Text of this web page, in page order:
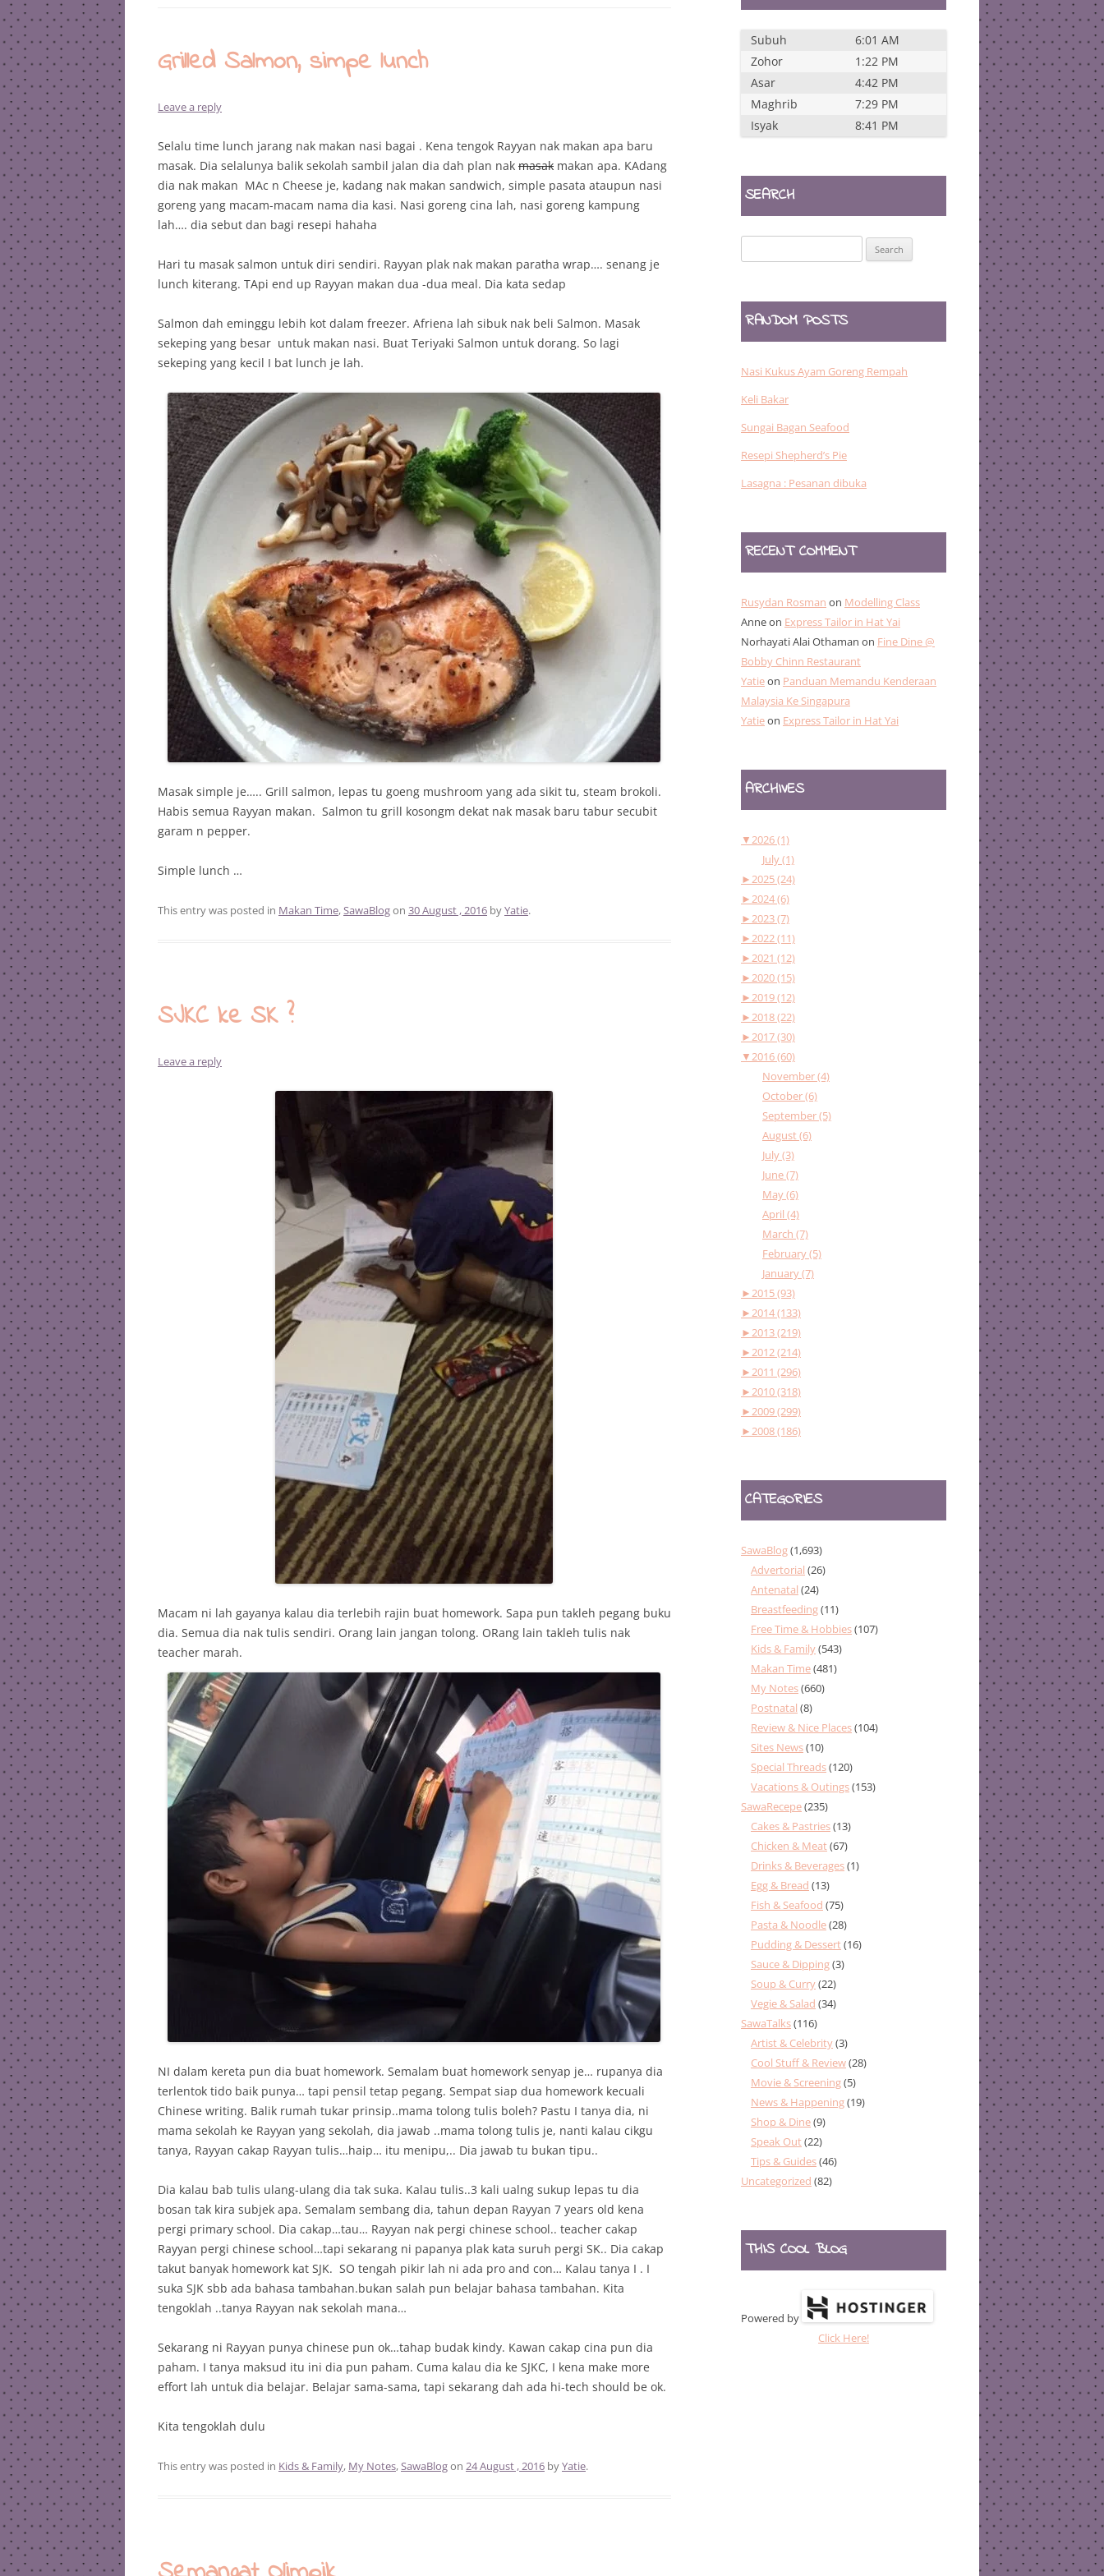
Grilled Salmon, simpe lunch
Leave a reply
Selalu time lunch jarang nak makan nasi bagai . Kena tengok Rayyan nak makan apa baru
masak. Dia selalunya balik sekolah sambil jalan dia dah plan nak masak makan apa. KAdang
dia nak makan MAc n Cheese je, kadang nak makan sandwich, simple pasata ataupun nasi
goreng yang macam-macam nama dia kasi. Nasi goreng cina lah, nasi goreng kampung
lah…. dia sebut dan bagi resepi hahaha
Hari tu masak salmon untuk diri sendiri. Rayyan plak nak makan paratha wrap…. senang je
lunch kiterang. TApi end up Rayyan makan dua -dua meal. Dia kata sedap
Salmon dah eminggu lebih kot dalam freezer. Afriena lah sibuk nak beli Salmon. Masak
sekeping yang besar untuk makan nasi. Buat Teriyaki Salmon untuk dorang. So lagi
sekeping yang kecil I bat lunch je lah.
Masak simple je….. Grill salmon, lepas tu goeng mushroom yang ada sikit tu, steam brokoli.
Habis semua Rayyan makan. Salmon tu grill kosongm dekat nak masak baru tabur secubit
garam n pepper.
Simple lunch …
This entry was posted in Makan Time,SawaBlogon 30 August , 2016 byYatie.
SJKC ke SK ?
Leave a reply
Macam ni lah gayanya kalau dia terlebih rajin buat homework. Sapa pun takleh pegang buku
dia. Semua dia nak tulis sendiri. Orang lain jangan tolong. ORang lain takleh tulis nak
teacher marah.
NI dalam kereta pun dia buat homework. Semalam buat homework senyap je… rupanya dia
terlentok tido baik punya… tapi pensil tetap pegang. Sempat siap dua homework kecuali
Chinese writing. Balik rumah tukar prinsip..mama tolong tulis boleh? Pastu I tanya dia, ni
mama sekolah ke Rayyan yang sekolah, dia jawab ..mama tolong tulis je, nanti kalau cikgu
tanya, Rayyan cakap Rayyan tulis…haip… itu menipu,.. Dia jawab tu bukan tipu..
Dia kalau bab tulis ulang-ulang dia tak suka. Kalau tulis..3 kali ualng sukup lepas tu dia
bosan tak kira subjek apa. Semalam sembang dia, tahun depan Rayyan 7 years old kena
pergi primary school. Dia cakap…tau… Rayyan nak pergi chinese school.. teacher cakap
Rayyan pergi chinese school…tapi sekarang ni papanya plak kata suruh pergi SK.. Dia cakap
takut banyak homework kat SJK. SO tengah pikir lah ni ada pro and con… Kalau tanya I . I
suka SJK sbb ada bahasa tambahan.bukan salah pun belajar bahasa tambahan. Kita
tengoklah ..tanya Rayyan nak sekolah mana…
Sekarang ni Rayyan punya chinese pun ok…tahap budak kindy. Kawan cakap cina pun dia
paham. I tanya maksud itu ini dia pun paham. Cuma kalau dia ke SJKC, I kena make more
effort lah untuk dia belajar. Belajar sama-sama, tapi sekarang dah ada hi-tech should be ok.
Kita tengoklah dulu
This entry was posted in Kids & Family, My Notes,SawaBlogon 24 August , 2016 byYatie.
Subuh
6:01 AM
Zohor
1:22 PM
Asar
4:42 PM
Maghrib
7:29 PM
Isyak
8:41 PM
SEARCH
for:
RANDOM POSTS
Nasi Kukus Ayam Goreng Rempah
Keli Bakar
Sungai Bagan Seafood
Resepi Shepherd’s Pie
Lasagna : Pesanan dibuka
RECENT COMMENT
Rusydan Rosman on Modelling Class
Anneon Express Tailor in Hat Yai
Norhayati Alai Othaman on Fine Dine @
Bobby Chinn Restaurant
Yatieon Panduan Memandu Kenderaan
Malaysia Ke Singapura
Yatieon Express Tailor in Hat Yai
ARCHIVES
▼2026 (1)
July (1)
►2025 (24)
►2024 (6)
►2023 (7)
►2022 (11)
►2021 (12)
►2020 (15)
►2019 (12)
►2018 (22)
►2017 (30)
▼2016 (60)
November (4)
October (6)
September (5)
August (6)
July (3)
June (7)
May (6)
April (4)
March (7)
February (5)
January (7)
►2015 (93)
►2014 (133)
►2013 (219)
►2012 (214)
►2011 (296)
►2010 (318)
►2009 (299)
►2008 (186)
CATEGORIES
SawaBlog(1,693)
Advertorial (26)
Antenatal (24)
Breastfeeding(11)
Free Time & Hobbies(107)
Kids & Family(543)
Makan Time(481)
My Notes(660)
Postnatal (8)
Review & Nice Places(104)
Sites News(10)
Special Threads(120)
Vacations & Outings(153)
SawaRecepe(235)
Cakes & Pastries(13)
Chicken & Meat(67)
Drinks & Beverages(1)
Egg & Bread (13)
Fish & Seafood (75)
Pasta & Noodle(28)
Pudding & Dessert(16)
Sauce & Dipping(3)
Soup & Curry(22)
Vegie & Salad (34)
SawaTalks(116)
Artist & Celebrity(3)
Cool Stuff & Review(28)
Movie & Screening(5)
News & Happening(19)
Shop & Dine(9)
Speak Out(22)
Tips & Guides(46)
Uncategorized (82)
THIS COOL BLOG
Powered by
Click Here!